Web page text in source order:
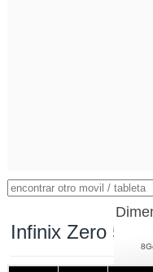
Infinix Zero 5G